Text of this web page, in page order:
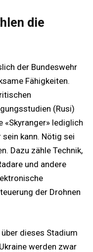
die
der Bundeswehr
Fähigkeiten.
(Rusi)
«Skyranger» lediglich
kann. Nötig sei
Dazu zähle Technik,
und andere
der Drohnen
dieses Stadium
werden zwar